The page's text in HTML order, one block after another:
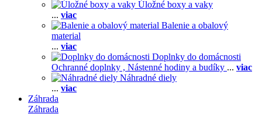
Úložné boxy a vaky
... viac
Balenie a obalový
material
... viac
Doplnky do domácnosti
Ochranné doplnky , Nástenné hodiny a budíky ... viac
Náhradné diely
... viac
Záhrada
Záhrada